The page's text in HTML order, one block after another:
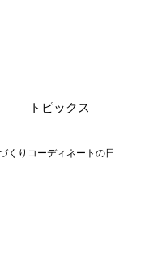
トピックス
くりコーディネートの日